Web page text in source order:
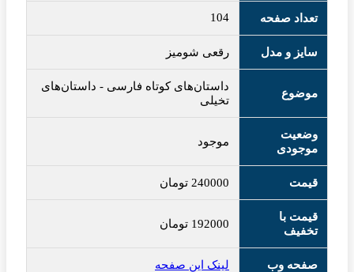
تعداد صفحه 104
سایز و مدل رقعی شومیز
موضوع
داستان‌های کوتاه فارسی - داستان‌های
تخیلی
وضعیت
موجودی
موجود
قیمت 240000 تومان
قیمت با
تخفیف
192000 تومان
صفحه وب لینک این صفحه